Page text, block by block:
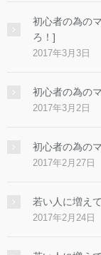
初心者の為の
ろ！]
2017年3月3日
初心者の為の
2017年3月2日
初心者の為の
2017年2月27日
若い人に増え
2017年2月24日